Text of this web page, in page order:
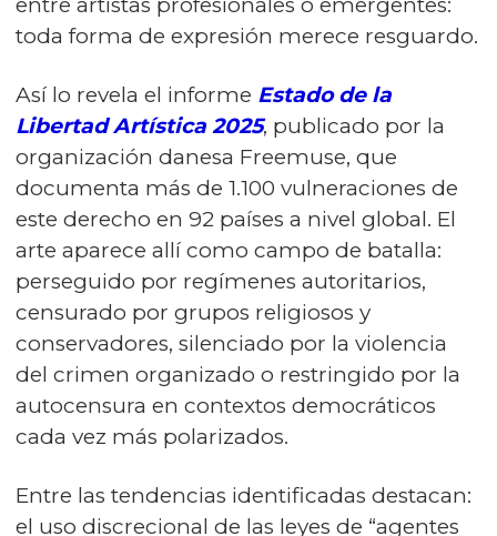
entre artistas profesionales o emergentes:
toda forma de expresión merece resguardo.
Así lo revela el informe Estado de la
Libertad Artística 2025, publicado por la
organización danesa Freemuse, que
documenta más de 1.100 vulneraciones de
este derecho en 92 países a nivel global. El
arte aparece allí como campo de batalla:
perseguido por regímenes autoritarios,
censurado por grupos religiosos y
conservadores, silenciado por la violencia
del crimen organizado o restringido por la
autocensura en contextos democráticos
cada vez más polarizados.
Entre las tendencias identificadas destacan:
el uso discrecional de las leyes de “agentes